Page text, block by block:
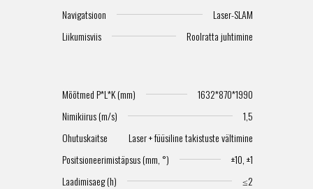
Navigatsioon
Laser-SLAM
Liikumisviis
Roolratta juhtimine
Mõõtmed P*L*K (mm)
1632*870*1990
Nimikiirus (m/s)
1,5
Ohutuskaitse
Laser + füüsiline takistuste vältimine
Positsioneerimistäpsus (mm, °)
±10, ±1
Laadimisaeg (h)
≤2